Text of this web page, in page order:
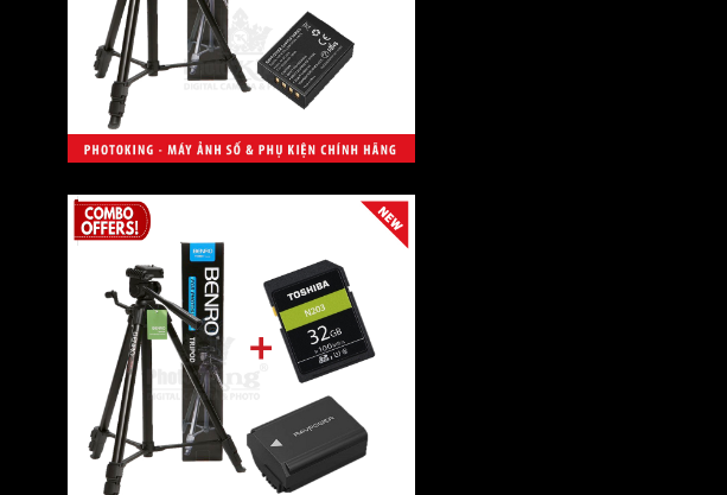
Meike
Youngno
Zhiyun
Benro
Eureka
Beike
Wasabi
Fotomate
Slik
WEIFENG
Viltrox
Boya
Nissin